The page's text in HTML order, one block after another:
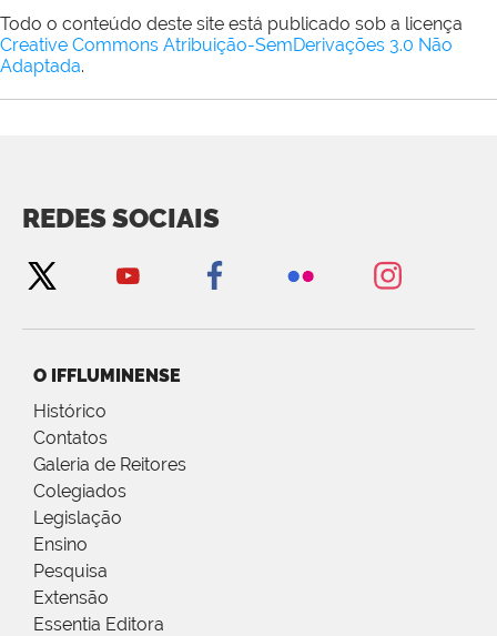
Todo o conteúdo deste site está publicado sob a licença
Creative Commons Atribuição-SemDerivações 3.0 Não
Adaptada.
REDES SOCIAIS
O IFFLUMINENSE
Histórico
Contatos
Galeria de Reitores
Colegiados
Legislação
Ensino
Pesquisa
Extensão
Essentia Editora